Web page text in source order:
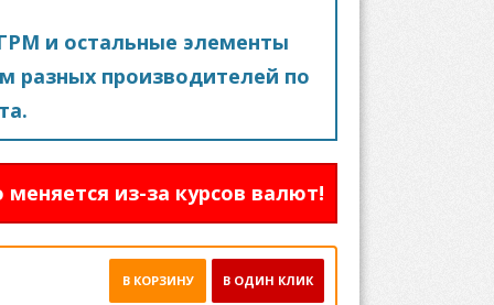
и остальные элементы
разных производителей по
из-за курсов валют!
В ОДИН КЛИК
В КОРЗИНУ